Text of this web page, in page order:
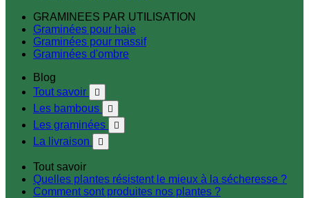
GRAMINEES PAR UTILISATION
Graminées pour haie
Graminées pour massif
Graminées d'ombre
Blog
Tout savoir

Les bambous 
Les graminées 
La livraison 
Tout savoir
Quelles plantes résistent le mieux à la sécheresse ?
Comment sont produites nos plantes ?